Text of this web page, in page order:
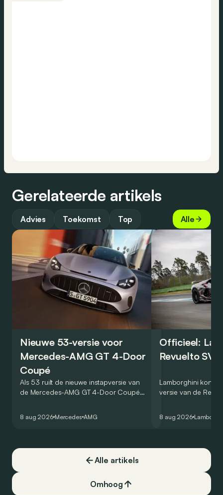
Gerelateerde artikels
Advies Toekomst Top Alle
Nieuwe 53-versie voor
Mercedes-AMG GT 4-Door
Coupé
Als 53 ruilt de nieuwe instapversie van
de Mercedes-AMG GT 4-Door Coupé
8 aug 2026 Mercedes AMG
Officieel:
Revuelto SV
Lamborghini
versie van de
een record voor
8 aug 2026
Alle artikels
Omhoog